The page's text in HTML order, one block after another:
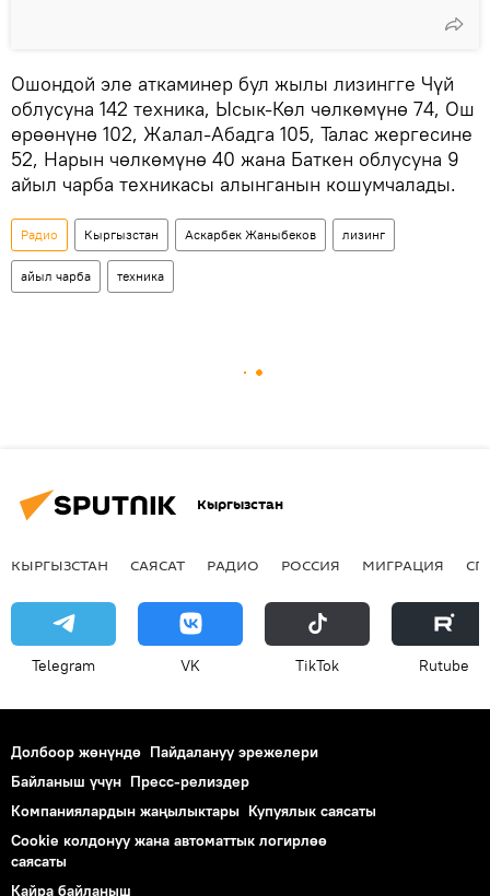
Ошондой эле аткаминер бул жылы лизингге Чүй
облусуна 142 техника, Ысык-Көл чөлкөмүнө 74, Ош
өрөөнүнө 102, Жалал-Абадга 105, Талас жергесине
52, Нарын чөлкөмүнө 40 жана Баткен облусуна 9
айыл чарба техникасы алынганын кошумчалады.
Радио Кыргызстан Аскарбек Жаныбеков лизинг
айыл чарба техника
Кыргызстан
КЫРГЫЗСТАН САЯСАТ РАДИО РОССИЯ МИГРАЦИЯ
Telegram VK ТikТоk Rutube
Долбоор жөнүндө Пайдалануу эрежелери
Байланыш үчүн Пресс-релиздер
Компаниялардын жаңылыктары Купуялык саясаты
Cookie колдонуу жана автоматтык логирлөө
саясаты
Кайра байланыш